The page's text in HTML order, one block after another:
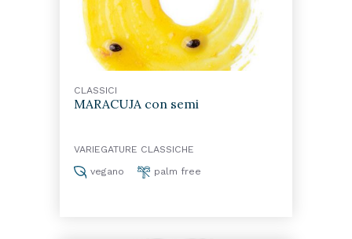
CLASSICI
MARACUJA con semi
VARIEGATURE CLASSICHE
vegano
palm free